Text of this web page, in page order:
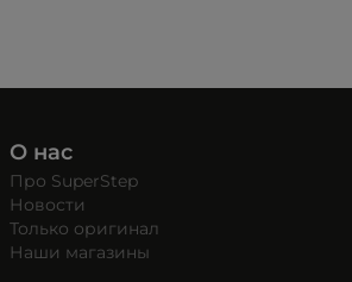
О нас
Про SuperStep
Новости
Только оригинал
Наши магазины